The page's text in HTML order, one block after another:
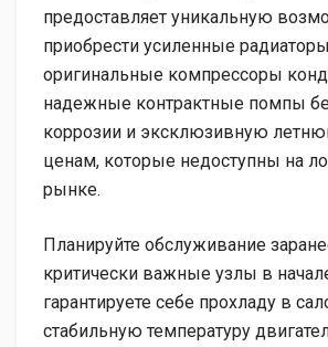
предоставляет уникальную
приобрести усиленные
оригинальные компрессоры
надежные контрактные помпы
коррозии и эксклюзивную
ценам, которые недоступны на
рынке.
Планируйте обслуживание
критически важные узлы в
гарантируете себе прохладу в
стабильную температуру